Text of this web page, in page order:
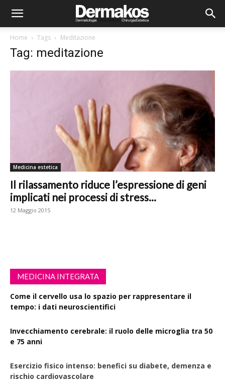
Home Tags Meditazione
Tag: meditazione
Medicina estetica
Il rilassamento riduce l’espressione di geni
implicati nei processi di stress...
12 Maggio 2015
MEDICINA INTEGRATA
Come il cervello usa lo spazio per rappresentare il
tempo: i dati neuroscientifici
Invecchiamento cerebrale: il ruolo delle microglia tra 50
e 75 anni
Esercizio fisico intenso: benefici su diabete, demenza e
rischio cardiovascolare